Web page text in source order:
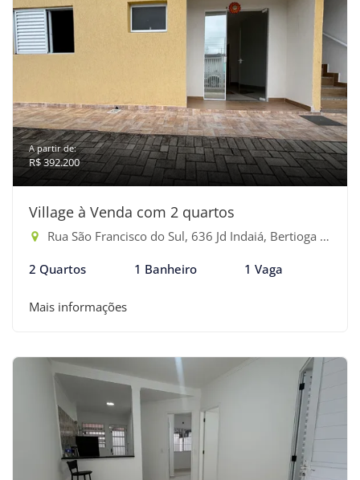
A partir de:
R$ 392.200
Village à Venda com 2 quartos
Rua São Francisco do Sul, 636 Jd Indaiá, Bertioga - Jardim Indaiá, Bertioga-SP
2 Quartos 1 Banheiro 1 Vaga
Mais informações